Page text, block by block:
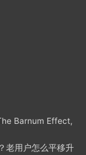
Barnum Effect,
老用户怎么平移升